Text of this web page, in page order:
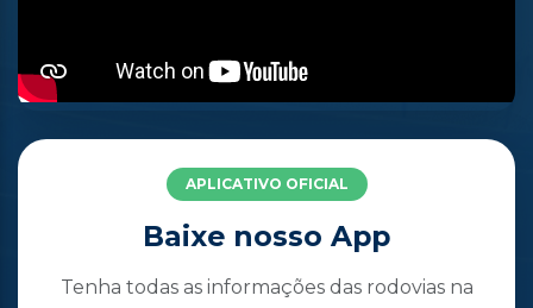
APLICATIVO OFICIAL
Baixe nosso App
Tenha todas as informações das rodovias na